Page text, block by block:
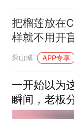
把榴莲放在
样就不用开
探山城 APP专享
一开始以为
瞬间，老板